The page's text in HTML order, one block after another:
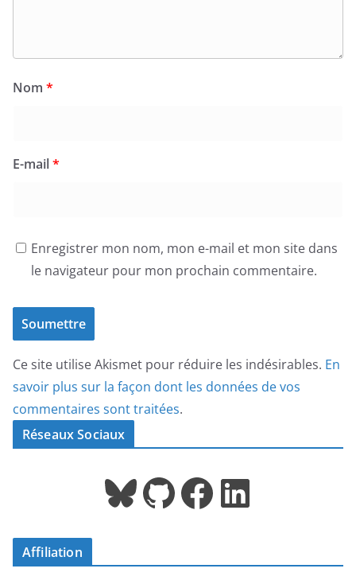
Nom *
E-mail*
Enregistrer mon nom, mon e-mail et mon site dans
le navigateur pour mon prochain commentaire.
Ce site utilise Akismet pour réduire les indésirables. En
savoir plus sur la façon dont les données de vos
commentaires sont traitées.
Réseaux Sociaux
Bluesky GitHub Facebook LinkedIn
Affiliation